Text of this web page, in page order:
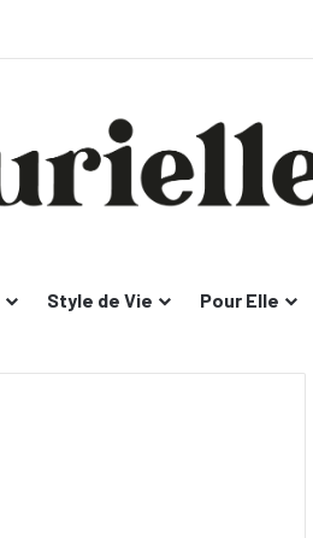
Style de Vie Pour Elle